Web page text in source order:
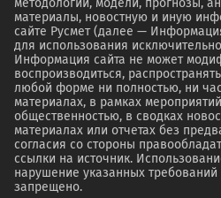
методологии, модели, прогнозы,
материалы, новостную и иную
сайте Русмет (далее —
для использования
Информация сайта не может
воспроизводиться,
любой форме ни полностью, ни
материалах, в рамках
общественностью, в сводках
материалах или отчетах без
согласия со стороны
ссылки на источник.
нарушение указанных
запрещено.